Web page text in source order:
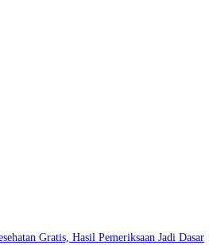
Gratis, Hasil Pemeriksaan Jadi Dasar